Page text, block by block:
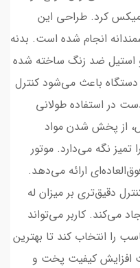
میکس کرد. طراحی این
انجام شده است. بدنه‌
و استیل ضد زنگ ساخته شده
دستگاه باعث می‌شود کنترل
در استفاده طولانی
از پخش شدن مواد
نگه می‌دارد. موتور
فوق‌العاده‌ای ارائه می‌دهد.
کنترل دقیق‌تری بر میزان له
می‌کند. کاربر می‌تواند
را انتخاب کند تا بهترین
افزایش کیفیت پخت و